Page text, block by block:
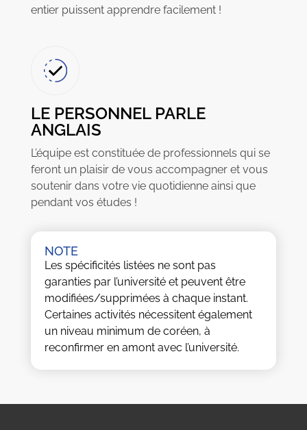
entier puissent apprendre facilement !
LE PERSONNEL PARLE
ANGLAIS
L’équipe est constituée de professionnels qui se
feront un plaisir de vous accompagner et vous
soutenir dans votre vie quotidienne ainsi que
pendant vos études !
NOTE
Les spécificités listées ne sont pas
garanties par l’université et peuvent être
modifiées/supprimées à chaque instant.
Certaines activités nécessitent également
un niveau minimum de coréen, à
reconfirmer en amont avec l’université.